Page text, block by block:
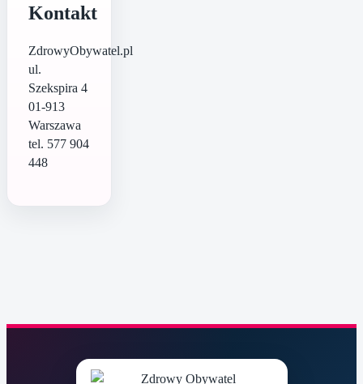
Kontakt
ZdrowyObywatel.pl
ul.
Szekspira 4
01-913
Warszawa
tel. 577 904
448